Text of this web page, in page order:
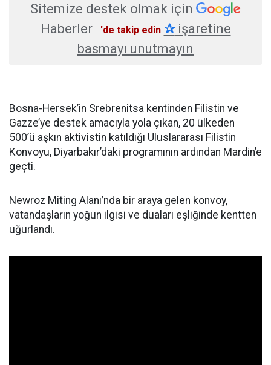
Sitemize destek olmak için
Haberler
'de takip edin ✰işaretine
basmayı unutmayın
Bosna-Hersek’in Srebrenitsa kentinden Filistin ve
Gazze’ye destek amacıyla yola çıkan, 20 ülkeden
500’ü aşkın aktivistin katıldığı Uluslararası Filistin
Konvoyu, Diyarbakır’daki programının ardından Mardin’e
geçti.
Newroz Miting Alanı’nda bir araya gelen konvoy,
vatandaşların yoğun ilgisi ve duaları eşliğinde kentten
uğurlandı.